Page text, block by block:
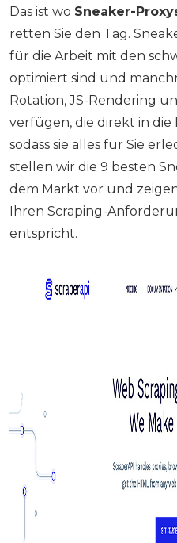
Das ist wo Sneaker-
retten Sie den Tag.
für die Arbeit mit den
optimiert sind und
Rotation, JS-Rendering
verfügen, die direkt in die
sodass sie alles für Sie
stellen wir die 9 besten
dem Markt vor und
Ihren Scraping-
entspricht.